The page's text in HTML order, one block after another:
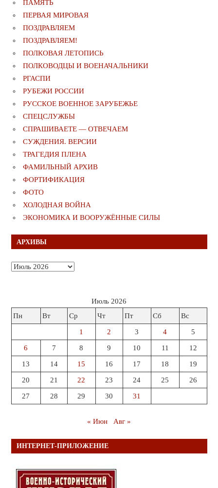
ПАМЯТЬ
ПЕРВАЯ МИРОВАЯ
ПОЗДРАВЛЯЕМ
ПОЗДРАВЛЯЕМ!
ПОЛКОВАЯ ЛЕТОПИСЬ
ПОЛКОВОДЦЫ И ВОЕНАЧАЛЬНИКИ
РГАСПИ
РУБЕЖИ РОССИИ
РУССКОЕ ВОЕННОЕ ЗАРУБЕЖЬЕ
СПЕЦСЛУЖБЫ
СПРАШИВАЕТЕ — ОТВЕЧАЕМ
СУЖДЕНИЯ. ВЕРСИИ
ТРАГЕДИЯ ПЛЕНА
ФАМИЛЬНЫЙ АРХИВ
ФОРТИФИКАЦИЯ
ФОТО
ХОЛОДНАЯ ВОЙНА
ЭКОНОМИКА И ВООРУЖЁННЫЕ СИЛЫ
АРХИВЫ
Архивы
Июль 2026
Пн
Вт Ср Чт Пт Сб Вс
1 2 3 4 5
6 7 8 9 10 11 12
13 14 15 16 17 18 19
20 21 22 23 24 25 26
27 28 29 30 31
« Июн Авг »
ИНТЕРНЕТ-ПРИЛОЖЕНИЕ